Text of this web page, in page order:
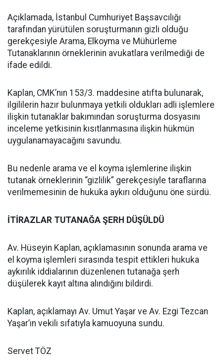
Açıklamada, İstanbul Cumhuriyet Başsavcılığı
tarafından yürütülen soruşturmanın gizli olduğu
gerekçesiyle Arama, Elkoyma ve Mühürleme
Tutanaklarının örneklerinin avukatlara verilmediği de
ifade edildi.
Kaplan, CMK’nın 153/3. maddesine atıfta bulunarak,
ilgililerin hazır bulunmaya yetkili oldukları adli işlemlere
ilişkin tutanaklar bakımından soruşturma dosyasını
inceleme yetkisinin kısıtlanmasına ilişkin hükmün
uygulanamayacağını savundu.
Bu nedenle arama ve el koyma işlemlerine ilişkin
tutanak örneklerinin “gizlilik” gerekçesiyle taraflarına
verilmemesinin de hukuka aykırı olduğunu öne sürdü.
İTİRAZLAR TUTANAĞA ŞERH DÜŞÜLDÜ
Av. Hüseyin Kaplan, açıklamasının sonunda arama ve
el koyma işlemleri sırasında tespit ettikleri hukuka
aykırılık iddialarının düzenlenen tutanağa şerh
düşülerek kayıt altına alındığını bildirdi.
Kaplan, açıklamayı Av. Umut Yaşar ve Av. Ezgi Tezcan
Yaşar’ın vekili sıfatıyla kamuoyuna sundu.
Servet TÖZ